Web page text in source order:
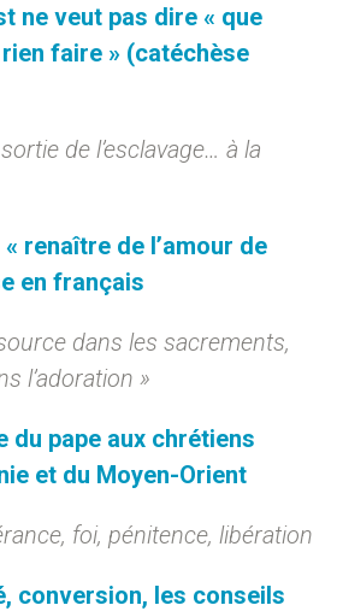
ne veut pas dire « que
faire » (catéchèse
de l’esclavage… à la
renaître de l’amour de
en français
dans les sacrements,
l’adoration »
du pape aux chrétiens
et du Moyen-Orient
foi, pénitence, libération
conversion, les conseils